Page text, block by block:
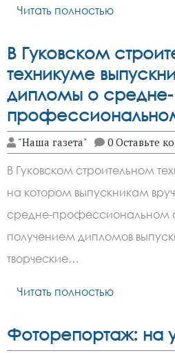
Читать полностью
В Гуковском
техникуме
дипломы о средне-
"Наша газета" 0 Оставьте
В Гуковском строительном
на котором выпускникам
средне-профессиональном
получением дипломов
творческие…
Читать полностью
Фоторепортаж: на